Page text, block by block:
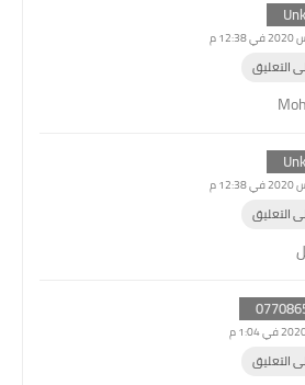
التعليق
التعليق
التعليق